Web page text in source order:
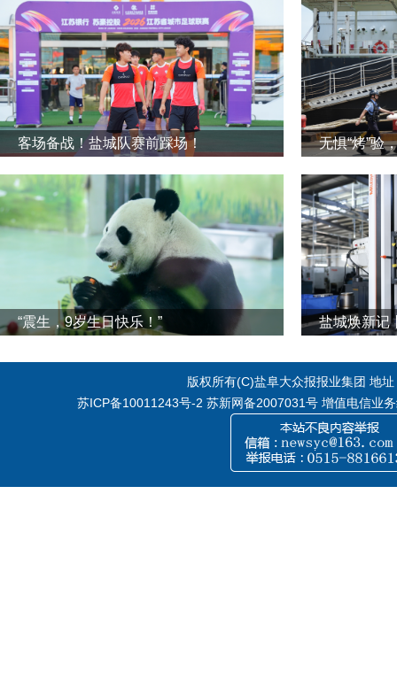
客场备战！盐城队赛前踩场！ 无惧“烤”验
“震生，9岁生日快乐！”
版权所有(C)盐阜大众报报业集团 地
苏ICP备10011243号-2 苏新网备2007031号 增值电信业